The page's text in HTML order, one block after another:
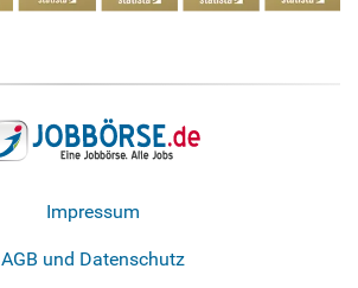
Impressum
AGB und Datenschutz